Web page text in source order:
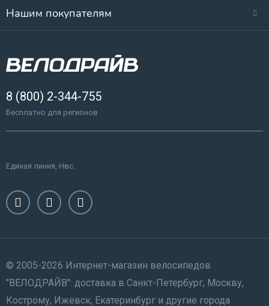
Нашим покупателям
8 (800) 2-344-755
Бесплатно для регионов
Единая линия, Нвс.
© 2005-2026 Интернет-магазин велосипедов
"ВЕЛОДРАЙВ": доставка в Санкт-Петербург, Москву,
Кострому, Ижевск, Екатеринбург и другие города